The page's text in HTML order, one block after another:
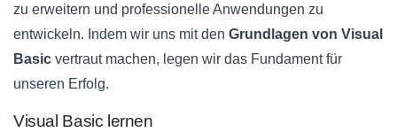
zu erweitern und professionelle Anwendungen zu
entwickeln. Indem wir uns mit den Grundlagen von Visual
Basic vertraut machen, legen wir das Fundament für
unseren Erfolg.
Visual Basic lernen